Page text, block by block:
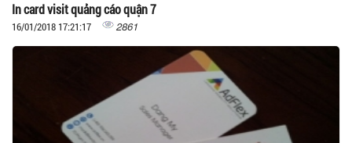
In card visit quảng cáo quận 7
16/01/2018 17:21:17 2861